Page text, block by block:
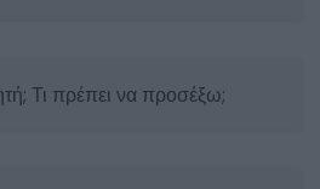
Τι πρέπει να προσέξω;